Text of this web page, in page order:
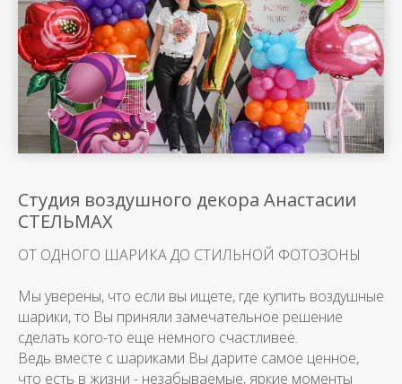
Студия воздушного декора Анастасии
СТЕЛЬМАХ
ОТ ОДНОГО ШАРИКА ДО СТИЛЬНОЙ ФОТОЗОНЫ
Мы уверены, что если вы ищете, где купить воздушные
шарики, то Вы приняли замечательное решение
сделать кого-то еще немного счастливее.
Ведь вместе с шариками Вы дарите самое ценное,
что есть в жизни - незабываемые, яркие моменты